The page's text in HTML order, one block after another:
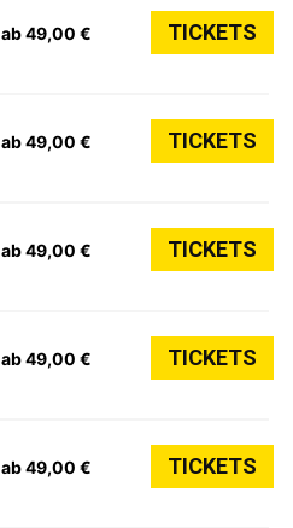
ab 49,00 € TICKETS
ab 49,00 € TICKETS
ab 49,00 € TICKETS
ab 49,00 € TICKETS
ab 49,00 € TICKETS